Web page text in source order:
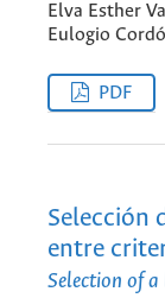
Elva Esther
Eulogio
PDF
Selección
entre
Selection of